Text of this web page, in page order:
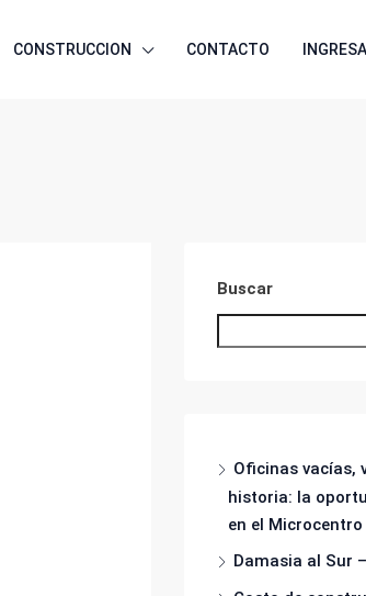
CONSTRUCCION CONTACTO
Buscar
Oficinas vacías,
historia: la
en el
Damasia al Sur